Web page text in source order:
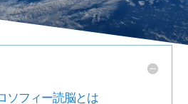
ソフィー読脳とは